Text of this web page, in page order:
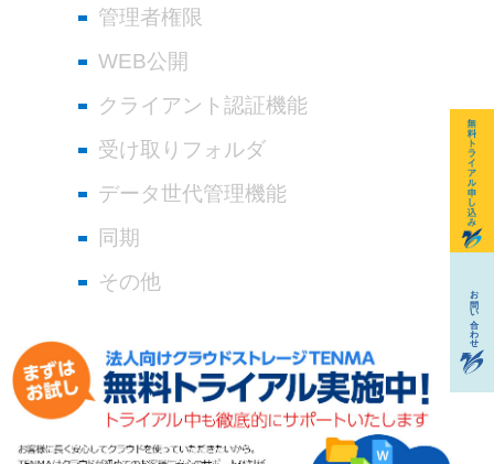
管理者権限
WEB公開
クライアント認証機能
受け取りフォルダ
データ世代管理機能
同期
その他